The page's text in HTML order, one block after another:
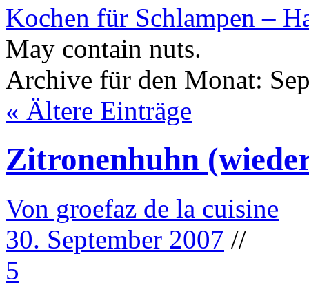
Kochen für Schlampen –
May contain nuts.
Archive für den Monat:
« Ältere Einträge
Zitronenhuhn
Von groefaz de la cuisine
30. September 2007 //
5